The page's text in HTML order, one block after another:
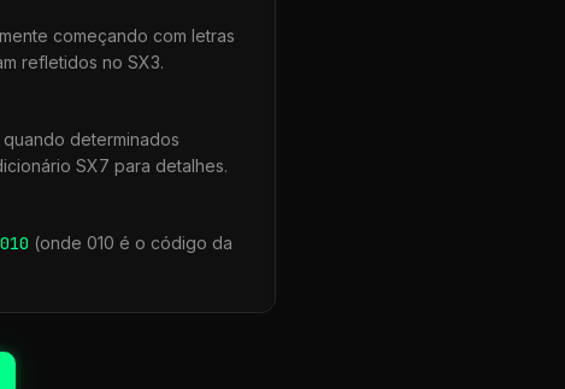
começando com letras
refletidos no SX3.
determinados
SX7 para detalhes.
010 (onde 010 é o código da